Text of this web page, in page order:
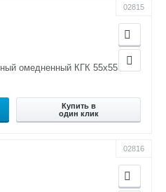
02815
омедненный КГК 55х55
Купить в
один клик
02816